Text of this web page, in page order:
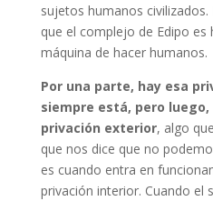
sujetos humanos civilizados.
que el complejo de Edipo es
máquina de hacer humanos.
Por una parte, hay esa
siempre está, pero
privación exterior, algo
que nos dice que no
es cuando entra en
privación interior. Cuando el